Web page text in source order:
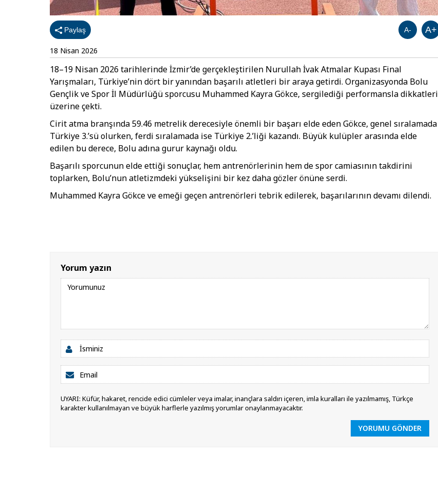
Paylaş A+
A-
18 Nisan 2026
18–19 Nisan 2026 tarihlerinde İzmir’de gerçekleştirilen Nurullah İvak Atmalar Kupası Final
Yarışmaları, Türkiye’nin dört bir yanından başarılı atletleri bir araya getirdi. Organizasyonda Bolu
Gençlik ve Spor İl Müdürlüğü sporcusu Muhammed Kayra Gökce, sergilediği performansla dikkatleri
üzerine çekti.
Cirit atma branşında 59.46 metrelik derecesiyle önemli bir başarı elde eden Gökce, genel sıralamada
Türkiye 3.’sü olurken, ferdi sıralamada ise Türkiye 2.’liği kazandı. Büyük kulüpler arasında elde
edilen bu derece, Bolu adına gurur kaynağı oldu.
Başarılı sporcunun elde ettiği sonuçlar, hem antrenörlerinin hem de spor camiasının takdirini
toplarken, Bolu’nun atletizmdeki yükselişini bir kez daha gözler önüne serdi.
Muhammed Kayra Gökce ve emeği geçen antrenörleri tebrik edilerek, başarılarının devamı dilendi.
Yorum yazın
UYARI: Küfür, hakaret, rencide edici cümleler veya imalar, inançlara saldırı içeren, imla kuralları ile yazılmamış, Türkçe
karakter kullanılmayan ve büyük harflerle yazılmış yorumlar onaylanmayacaktır.
YORUMU GÖNDER